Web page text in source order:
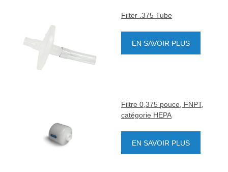
Filter .375 Tube
EN SAVOIR PLUS
Filtre 0,375 pouce, FNPT,
catégorie HEPA
EN SAVOIR PLUS